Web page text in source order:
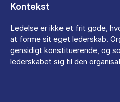
Kontekst
Ledelse er ikke et frit gode,
at forme sit eget lederskab.
gensidigt konstituerende, og
lederskabet sig til den